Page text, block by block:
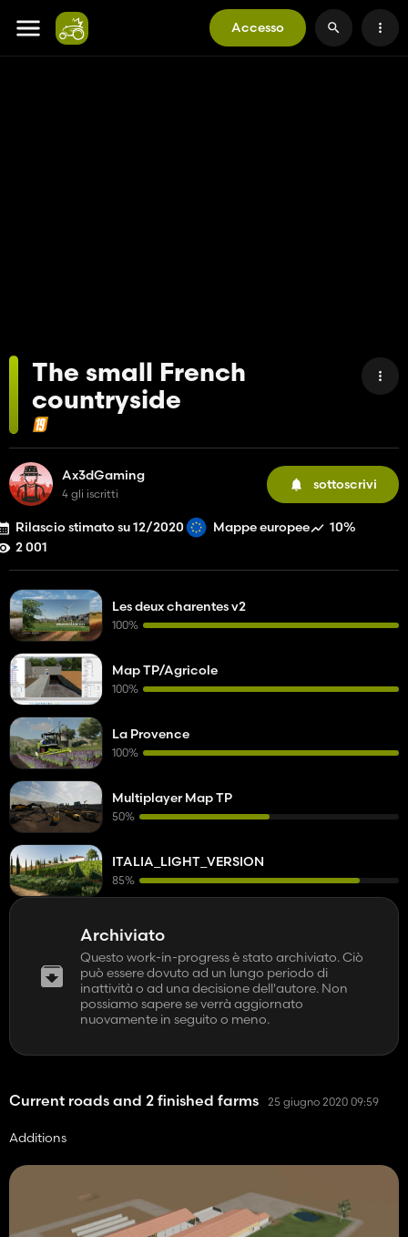
Accesso
The small French
countryside
Ax3dGaming
4 gli iscritti
sottoscrivi
Rilascio stimato su 12/2020 Mappe europee
10%
2 001
Archiviato
Questo work-in-progress è stato archiviato. Ciò
può essere dovuto ad un lungo periodo di
inattività o ad una decisione dell'autore. Non
possiamo sapere se verrà aggiornato
nuovamente in seguito o meno.
Current roads and 2 finished farms 25 giugno 2020 09:59
Additions
Les deux charentes v2
100%
Map TP/Agricole
100%
La Provence
100%
Multiplayer Map TP
50%
ITALIA_LIGHT_VERSION
85%